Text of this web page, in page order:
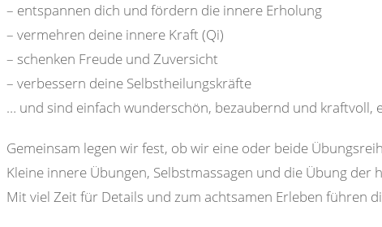
– entspannen dich und fördern die innere Erholung
– vermehren deine innere Kraft (Qi)
– schenken Freude und Zuversicht
– verbessern deine Selbstheilungskräfte
… und sind einfach wunderschön, bezaubernd und kraftvoll,
Gemeinsam legen wir fest, ob wir eine oder beide
Kleine innere Übungen, Selbstmassagen und die Übung
Mit viel Zeit für Details und zum achtsamen Erleben führen